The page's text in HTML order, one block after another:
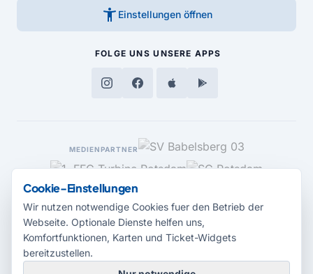
accessibility_new Einstellungen öffnen
FOLGE UNS UNSERE APPS
MEDIENPARTNER
Cookie-Einstellungen
Wir nutzen notwendige Cookies fuer den Betrieb der
Webseite. Optionale Dienste helfen uns,
Komfortfunktionen, Karten und Ticket-Widgets
bereitzustellen.